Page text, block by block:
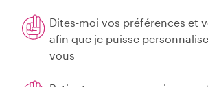
Dites-moi vos préférences et
afin que je puisse
vous